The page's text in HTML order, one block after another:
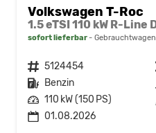
Volkswagen T-Roc
sofort lieferbar Gebrauchtwagen
Fahrzeugnr. 5124454
Kraftstoff Benzin
Leistung 110 kW (150 PS)
01.08.2026